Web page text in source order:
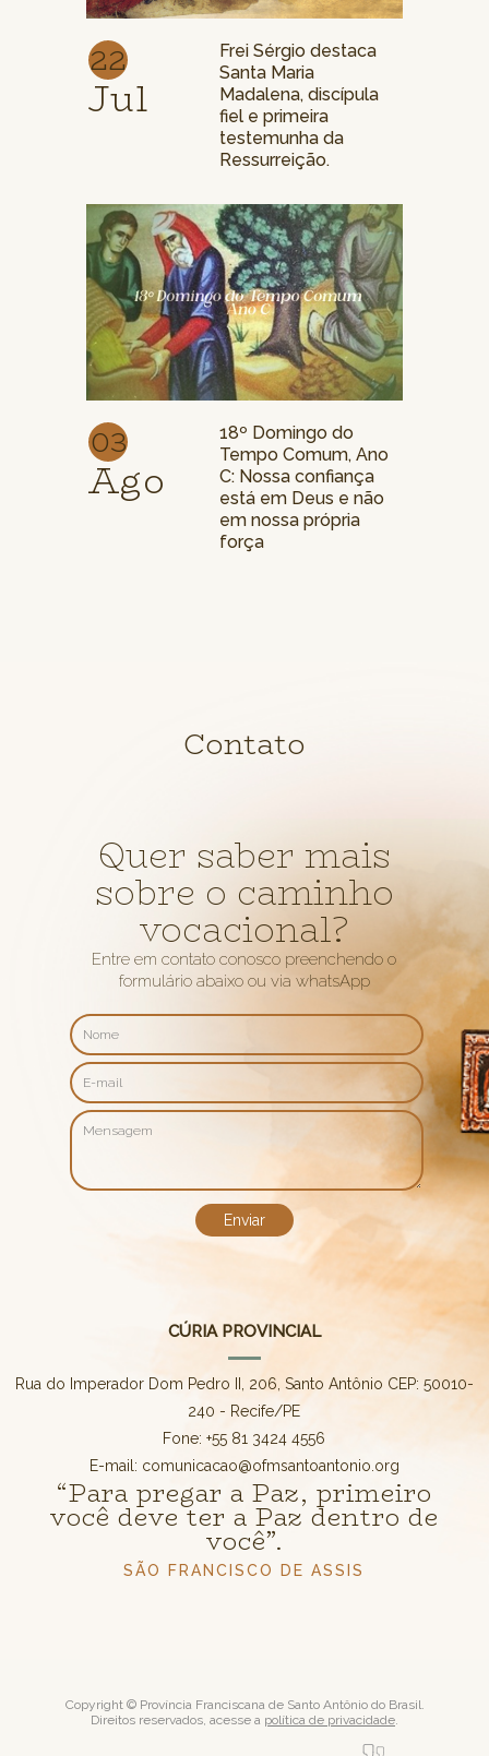
22
Jul
Frei Sérgio destaca
Santa Maria
Madalena, discípula
fiel e primeira
testemunha da
Ressurreição.
03
Ago
18º Domingo do
Tempo Comum, Ano
C: Nossa confiança
está em Deus e não
em nossa própria
força
Contato
Quer saber mais
sobre o caminho
vocacional?
Entre em contato conosco preenchendo o
formulário abaixo ou via whatsApp
CÚRIA PROVINCIAL
Rua do Imperador Dom Pedro II, 206, Santo Antônio CEP: 50010-
240 - Recife/PE
Fone: +55 81 3424 4556
E-mail: comunicacao@ofmsantoantonio.org
“Para pregar a Paz, primeiro
você deve ter a Paz dentro de
você”.
SÃO FRANCISCO DE ASSIS
Copyright © Província Franciscana de Santo Antônio do Brasil.
Direitos reservados, acesse a política de privacidade.